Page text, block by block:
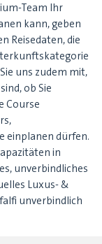
Team Ihr
kann, geben
Reisedaten, die
uns zudem mit,
ob Sie
Course
einplanen dürfen.
in
unverbindliches
Luxus- &
unverbindlich